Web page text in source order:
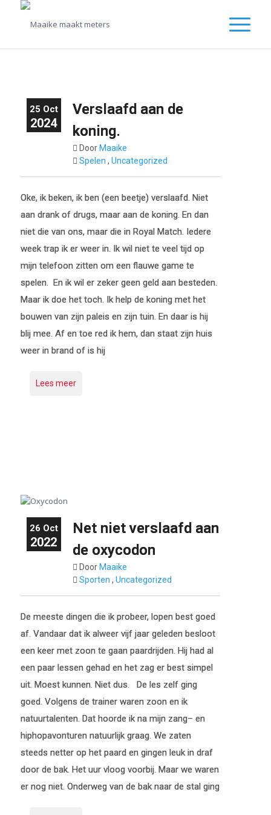
25 Oct
2024
Verslaafd aan de
koning.
Door Maaike
Spelen , Uncategorized
Oke, ik beken, ik ben (een beetje) verslaafd. Niet
aan drank of drugs, maar aan de koning. En dan
niet die van ons, maar die in Royal Match. Iedere
week trap ik er weer in. Ik wil niet te veel tijd op
mijn telefoon zitten om een flauwe game te
spelen. En ik wil er zeker geen geld aan besteden.
Maar ik doe het toch. Ik help de koning met het
bouwen van zijn paleis en zijn tuin. En daar is hij
blij mee. Af en toe red ik hem, dan staat zijn huis
weer in brand of is hij
Lees meer
26 Oct
2022
Net niet verslaafd aan
de oxycodon
Door Maaike
Sporten , Uncategorized
De meeste dingen die ik probeer, lopen best goed
af. Vandaar dat ik alweer vijf jaar geleden besloot
een keer met zoon te gaan paardrijden. Hij had al
een paar lessen gehad en het zag er best simpel
uit. Moest kunnen. Niet dus. De les zelf ging
goed. Volgens de trainer waren zoon en ik
natuurtalenten. Dat hoorde ik na mijn zang– en
hiphopavonturen natuurlijk graag. We zaten
steeds netter op het paard en gingen leuk in draf
door de bak. Het uur vloog voorbij. Maar we waren
er nog niet. Onderweg van de bak naar de stal ging